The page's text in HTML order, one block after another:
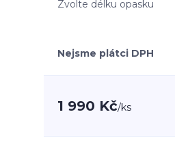
Zvolte délku opasku
Nejsme plátci DPH
1 990 Kč/ks